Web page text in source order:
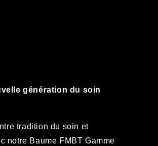
génération du soin
tradition du soin et
notre Baume FMBT Gamme